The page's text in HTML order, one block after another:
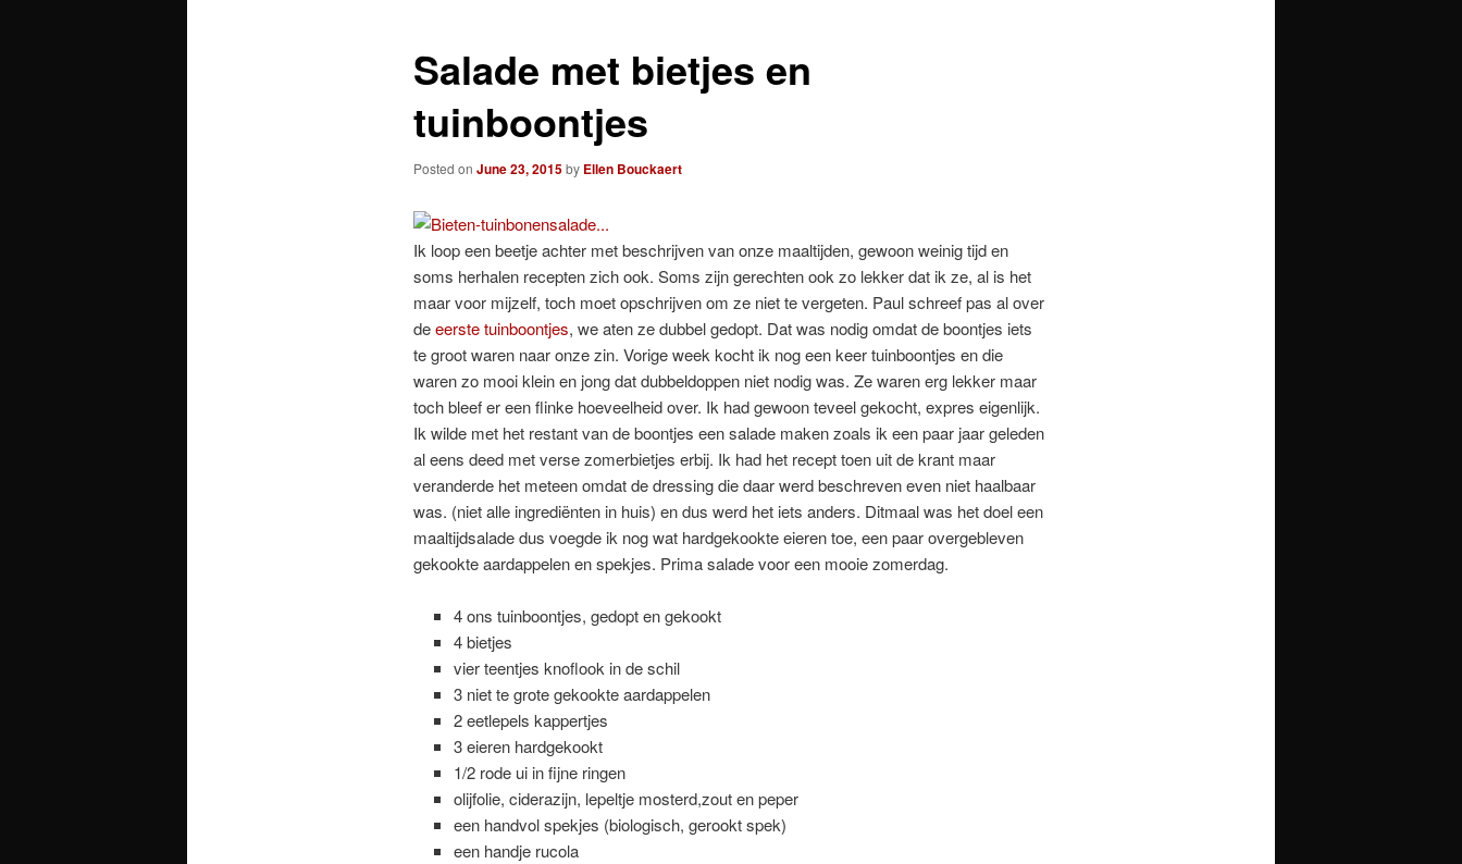
Salade met bietjes en
tuinboontjes
Posted on June 23, 2015by Ellen Bouckaert
Ik loop een beetje achter met beschrijven van onze maaltijden, gewoon weinig tijd en
soms herhalen recepten zich ook. Soms zijn gerechten ook zo lekker dat ik ze, al is het
maar voor mijzelf, toch moet opschrijven om ze niet te vergeten. Paul schreef pas al over
deeerste tuinboontjes, we aten ze dubbel gedopt. Dat was nodig omdat de boontjes iets
te groot waren naar onze zin. Vorige week kocht ik nog een keer tuinboontjes en die
waren zo mooi klein en jong dat dubbeldoppen niet nodig was. Ze waren erg lekker maar
toch bleef er een flinke hoeveelheid over. Ik had gewoon teveel gekocht, expres eigenlijk.
Ik wilde met het restant van de boontjes een salade maken zoals ik een paar jaar geleden
al eens deed met verse zomerbietjes erbij. Ik had het recept toen uit de krant maar
veranderde het meteen omdat de dressing die daar werd beschreven even niet haalbaar
was. (niet alle ingrediënten in huis) en dus werd het iets anders. Ditmaal was het doel een
maaltijdsalade dus voegde ik nog wat hardgekookte eieren toe, een paar overgebleven
gekookte aardappelen en spekjes. Prima salade voor een mooie zomerdag.
4 ons tuinboontjes, gedopt en gekookt
4 bietjes
vier teentjes knoflook in de schil
3 niet te grote gekookte aardappelen
2 eetlepels kappertjes
3 eieren hardgekookt
1/2 rode ui in fijne ringen
olijfolie, ciderazijn, lepeltje mosterd,zout en peper
een handvol spekjes (biologisch, gerookt spek)
een handje rucola